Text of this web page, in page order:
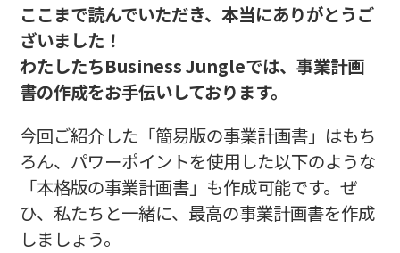
ここまで読んでいただき、本当にありがとうご
ざいました！
わたしたちBusiness Jungleでは、事業計画
書の作成をお手伝いしております。
今回ご紹介した「簡易版の事業計画書」はもち
ろん、パワーポイントを使用した以下のような
「本格版の事業計画書」も作成可能です。ぜ
ひ、私たちと一緒に、最高の事業計画書を作成
しましょう。